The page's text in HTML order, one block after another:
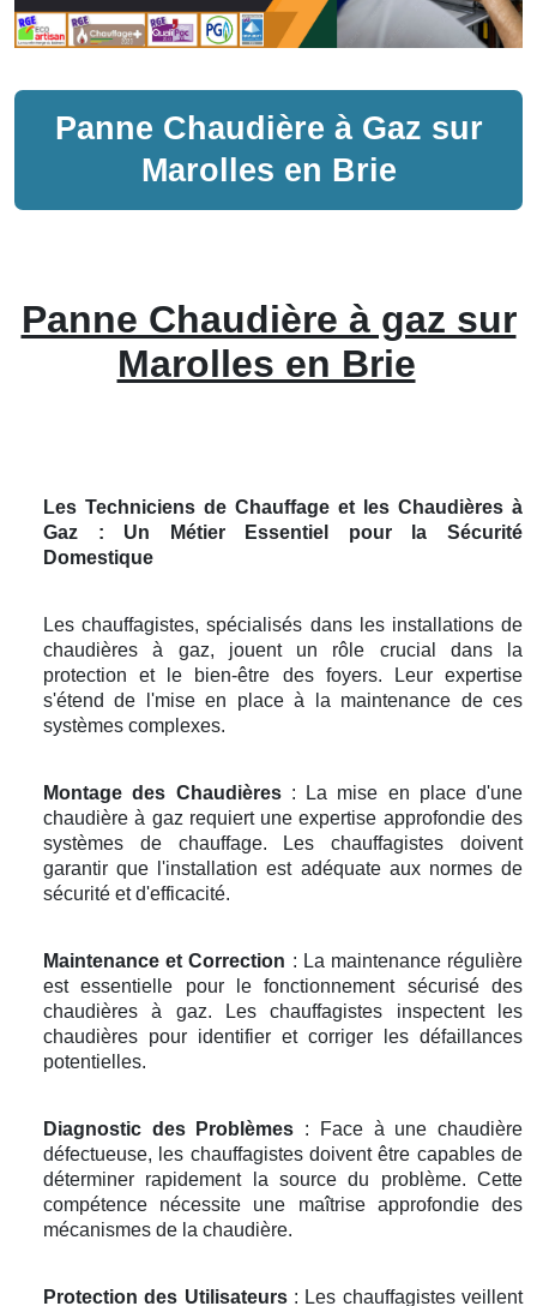
Panne Chaudière à Gaz sur
Marolles en Brie
Panne Chaudière à gaz sur
Marolles en Brie
Les Techniciens de Chauffage et les Chaudières à
Gaz : Un Métier Essentiel pour la Sécurité
Domestique
Les chauffagistes, spécialisés dans les installations de
chaudières à gaz, jouent un rôle crucial dans la
protection et le bien-être des foyers. Leur expertise
s'étend de l'mise en place à la maintenance de ces
systèmes complexes.
Montage des Chaudières: La mise en place d'une
chaudière à gaz requiert une expertise approfondie des
systèmes de chauffage. Les chauffagistes doivent
garantir que l'installation est adéquate aux normes de
sécurité et d'efficacité.
Maintenance et Correction : La maintenance régulière
est essentielle pour le fonctionnement sécurisé des
chaudières à gaz. Les chauffagistes inspectent les
chaudières pour identifier et corriger les défaillances
potentielles.
Diagnostic des Problèmes : Face à une chaudière
défectueuse, les chauffagistes doivent être capables de
déterminer rapidement la source du problème. Cette
compétence nécessite une maîtrise approfondie des
mécanismes de la chaudière.
Protection des Utilisateurs: Les chauffagistes veillent